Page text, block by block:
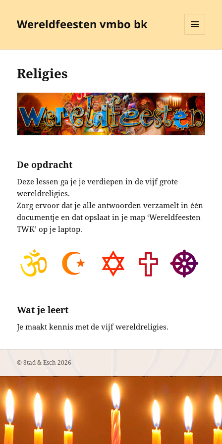
Wereldfeesten vmbo bk
EN
Religies
De opdracht
Deze lessen ga je je verdiepen in de vijf grote
wereldreligies.
Zorg ervoor dat je alle antwoorden verzamelt in één
documentje en dat opslaat in je map ‘Wereldfeesten
TWK’ op je laptop.
Wat je leert
Je maakt kennis met de vijf wereldreligies.
©Stad & Esch 2026